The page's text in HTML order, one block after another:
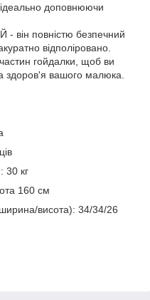
доповнюючи
повністю безпечний
відполіровано.
гойдалки, щоб ви
здоров'я вашого малюка.
30 кг
160 см
висота): 34/34/26